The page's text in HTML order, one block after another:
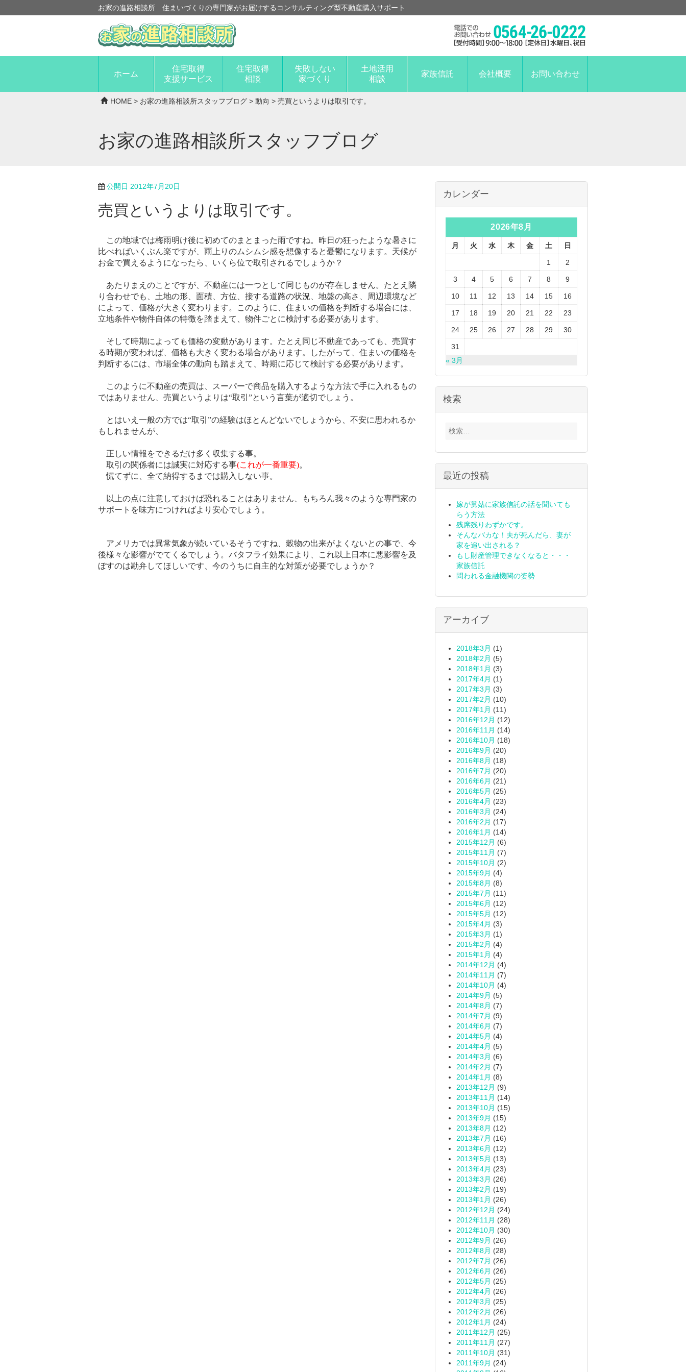
お家の進路相談所 住まいづくりの専門家がお届けするコンサルティング型不動産購入サポート
ホーム
住宅取得
支援サービス
住宅取得
相談
失敗しない
家づくり
土地活用
相談
家族信託 会社概要 お問い合わせ
HOME > お家の進路相談所スタッフブログ > 動向 > 売買というよりは取引です。
お家の進路相談所スタッフブログ
公開日 2012年7月20日
売買というよりは取引です。
この地域では梅雨明け後に初めてのまとまった雨ですね。昨日の狂ったような暑さに
比べればいくぶん楽ですが、雨上りのムシムシ感を想像すると憂鬱になります。天候が
お金で買えるようになったら、いくら位で取引されるでしょうか？
あたりまえのことですが、不動産には一つとして同じものが存在しません。たとえ隣
り合わせでも、土地の形、面積、方位、接する道路の状況、地盤の高さ、周辺環境など
によって、価格が大きく変わります。このように、住まいの価格を判断する場合には、
立地条件や物件自体の特徴を踏まえて、物件ごとに検討する必要があります。
そして時期によっても価格の変動があります。たとえ同じ不動産であっても、売買す
る時期が変われば、価格も大きく変わる場合があります。したがって、住まいの価格を
判断するには、市場全体の動向も踏まえて、時期に応じて検討する必要があります。
このように不動産の売買は、スーパーで商品を購入するような方法で手に入れるもの
ではありません、売買というよりは“取引”という言葉が適切でしょう。
とはいえ一般の方では“取引”の経験はほとんどないでしょうから、不安に思われるか
もしれませんが、
正しい情報をできるだけ多く収集する事。
取引の関係者には誠実に対応する事(これが一番重要)。
慌てずに、全て納得するまでは購入しない事。
以上の点に注意しておけば恐れることはありません、もちろん我々のような専門家の
サポートを味方につければより安心でしょう。
アメリカでは異常気象が続いているそうですね、穀物の出来がよくないとの事で、今
後様々な影響がでてくるでしょう。バタフライ効果により、これ以上日本に悪影響を及
ぼすのは勘弁してほしいです、今のうちに自主的な対策が必要でしょうか？
カレンダー
2026年8月
月 火 水 木 金 土 日
1 2
3 4 5 6 7 8 9
10 11 12 13 14 15 16
17 18 19 20 21 22 23
24 25 26 27 28 29 30
31
« 3月
検索
検
最近の投稿
嫁が舅姑に家族信託の話を聞いても
らう方法
残席残りわずかです。
そんなバカな！夫が死んだら、妻が
家を追い出される？
もし財産管理できなくなると・・・
家族信託
問われる金融機関の姿勢
アーカイブ
2018年3月 (1)
2018年2月 (5)
2018年1月 (3)
2017年4月 (1)
2017年3月 (3)
2017年2月 (10)
2017年1月 (11)
2016年12月 (12)
2016年11月 (14)
2016年10月 (18)
2016年9月 (20)
2016年8月 (18)
2016年7月 (20)
2016年6月 (21)
2016年5月 (25)
2016年4月 (23)
2016年3月 (24)
2016年2月 (17)
2016年1月 (14)
2015年12月 (6)
2015年11月 (7)
2015年10月 (2)
2015年9月 (4)
2015年8月 (8)
2015年7月 (11)
2015年6月 (12)
2015年5月 (12)
2015年4月 (3)
2015年3月 (1)
2015年2月 (4)
2015年1月 (4)
2014年12月 (4)
2014年11月 (7)
2014年10月 (4)
2014年9月 (5)
2014年8月 (7)
2014年7月 (9)
2014年6月 (7)
2014年5月 (4)
2014年4月 (5)
2014年3月 (6)
2014年2月 (7)
2014年1月 (8)
2013年12月 (9)
2013年11月 (14)
2013年10月 (15)
2013年9月 (15)
2013年8月 (12)
2013年7月 (16)
2013年6月 (12)
2013年5月 (13)
2013年4月 (23)
2013年3月 (26)
2013年2月 (19)
2013年1月 (26)
2012年12月 (24)
2012年11月 (28)
2012年10月 (30)
2012年9月 (26)
2012年8月 (28)
2012年7月 (26)
2012年6月 (26)
2012年5月 (25)
2012年4月 (26)
2012年3月 (25)
2012年2月 (26)
2012年1月 (24)
2011年12月 (25)
2011年11月 (27)
2011年10月 (31)
2011年9月 (24)